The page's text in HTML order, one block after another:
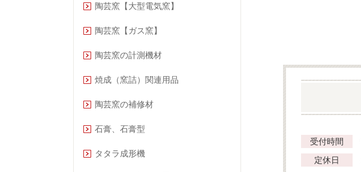
受付時間
定休日
陶芸窯【大型電気窯】
陶芸窯【ガス窯】
陶芸窯の計測機材
焼成（窯詰）関連用品
陶芸窯の補修材
石膏、石膏型
タタラ成形機